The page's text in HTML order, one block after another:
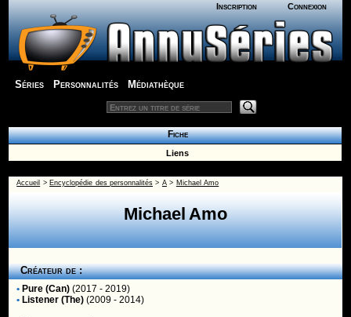
Inscription Connexion
Séries Personnalités Médiathèque
Fiche
Liens
Accueil > Encyclopédie des personnalités > A> Michael Amo
Michael Amo
Créateur de :
• Pure (Can) (2017 - 2019)
• Listener (The) (2009 - 2014)